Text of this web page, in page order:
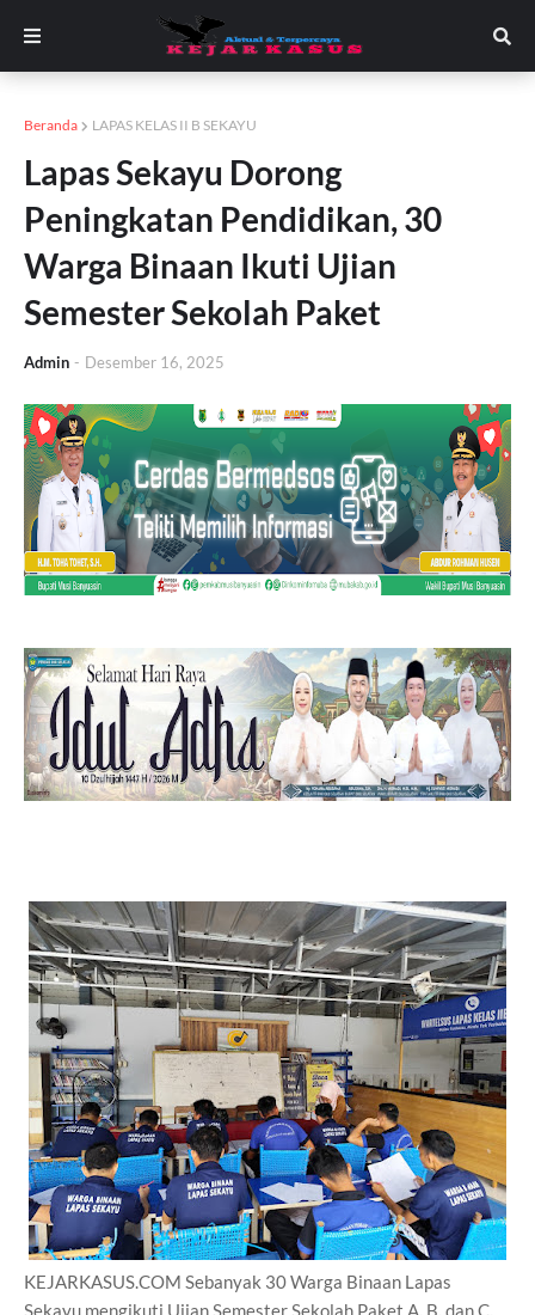
Beranda LAPAS KELAS II B SEKAYU
Lapas Sekayu Dorong
Peningkatan Pendidikan, 30
Warga Binaan Ikuti Ujian
Semester Sekolah Paket
Admin - Desember 16, 2025
KEJARKASUS.COM Sebanyak 30 Warga Binaan Lapas
Sekayu mengikuti Ujian Semester Sekolah Paket A, B, dan C,